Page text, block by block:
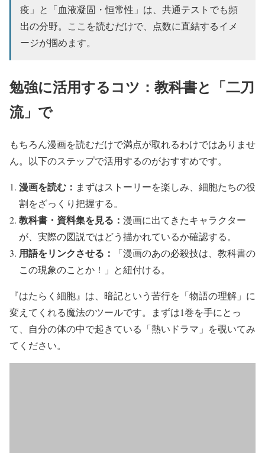
疫」と「血液凝固・恒常性」は、共通テストでも頻
出の分野。ここを読むだけで、点数に直結するイメ
ージが掴めます。
勉強に活用するコツ：教科書と「二刀
流」で
もちろん漫画を読むだけで満点が取れるわけではありませ
ん。以下のステップで活用するのがおすすめです。
漫画を読む： まずはストーリーを楽しみ、細胞たちの役
割をざっくり把握する。
教科書・資料集を見る： 漫画に出てきたキャラクター
が、実際の図説ではどう描かれているか確認する。
用語をリンクさせる：
「漫画のあの必殺技は、教科書の
この現象のことか！」と紐付ける。
『はたらく細胞』は、暗記という苦行を「物語の理解」に
変えてくれる魔法のツールです。まずは1巻を手にとっ
て、自分の体の中で起きている「熱いドラマ」を覗いてみ
てください。